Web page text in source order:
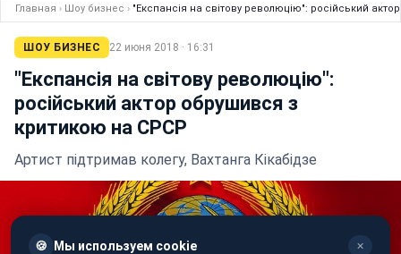
Главная › Шоу бизнес › "Експансія на світову революцію": російський
ШОУ БИЗНЕС 22 июня 2018 · 16:31
"Експансія на світову революцію":
російський актор обрушився з
критикою на СРСР
Артист підтримав колегу, Вахтанга Кікабідзе
🍪 Мы используем cookie ✕